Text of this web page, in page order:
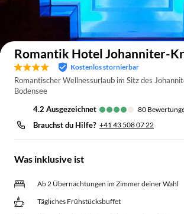
Romantik Hotel Johanniter-
Kostenlos stornierbar
Romantischer Wellnessurlaub im Sitz des
Bodensee
4.2
ausgezeichnet 80
Brauchst du Hilfe? +41 43 508 07 22
Was inklusive ist
Ab 2 Übernachtungen im Zimmer deiner Wahl
Tägliches Frühstücksbuffet